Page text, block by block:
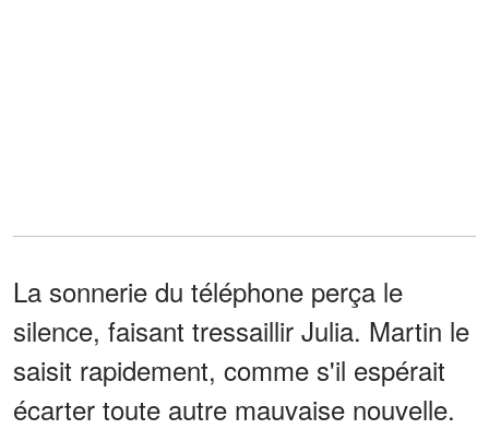
La sonnerie du téléphone perça le
silence, faisant tressaillir Julia. Martin le
saisit rapidement, comme s'il espérait
écarter toute autre mauvaise nouvelle.